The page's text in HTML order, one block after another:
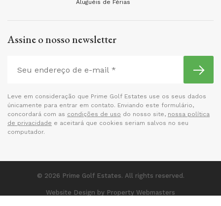
Aluguéis de Férias
Assine o nosso newsletter
Leve em consideração que Prime Golf Estates use os seus dados
únicamente para entrar em contato. Enviando este formulário,
concordará com as condições de uso do nosso site, nossa política
de privacidade e aceitará que cookies seriam salvos no seu
computador.
© 2026 Prime Golf Estates. All rights reserved.
Website Design by Property Webmasters